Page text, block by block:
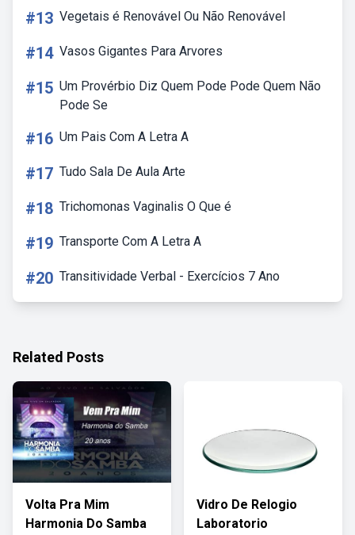
#13 Vegetais é Renovável Ou Não Renovável
#14 Vasos Gigantes Para Arvores
#15 Um Provérbio Diz Quem Pode Pode Quem Não
Pode Se
#16 Um Pais Com A Letra A
#17 Tudo Sala De Aula Arte
#18 Trichomonas Vaginalis O Que é
#19 Transporte Com A Letra A
#20 Transitividade Verbal - Exercícios 7 Ano
Related Posts
Volta Pra Mim
Harmonia Do Samba
Vidro De Relogio
Laboratorio